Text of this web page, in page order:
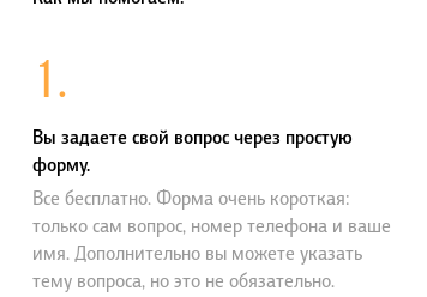
1.
Вы задаете свой вопрос через простую
форму.
Все бесплатно. Форма очень короткая:
только сам вопрос, номер телефона и ваше
имя. Дополнительно вы можете указать
тему вопроса, но это не обязательно.